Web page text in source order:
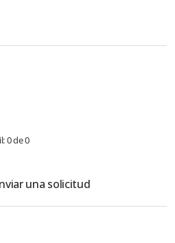
al celular?
0 de 0
una solicitud